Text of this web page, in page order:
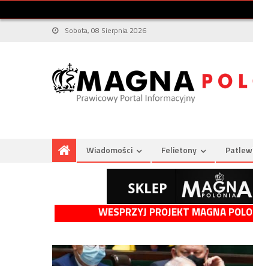
Sobota, 08 Sierpnia 2026
Wiadomości Felietony
WESPRZYJ PROJEKT MAGNA